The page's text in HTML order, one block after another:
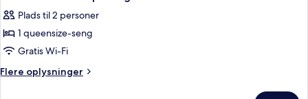
-
køkken
alle
billeder
af
Værelse
-
Plads til 2 personer
1 queensize-seng
Gratis Wi-Fi
Flere oplysninger
Flere